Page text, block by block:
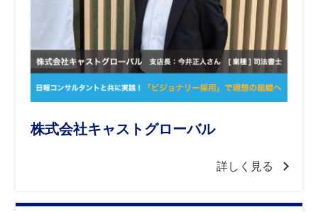
株式会社キャストグローバル
詳しく見る